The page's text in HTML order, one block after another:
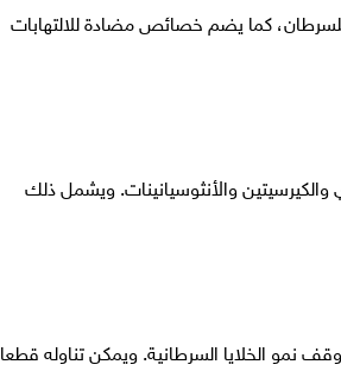
كما يضم خصائص مضادة للالتهابات
والأنثوسيانينات. ويشمل ذلك
نمو الخلايا السرطانية. ويمكن تناوله قطعا